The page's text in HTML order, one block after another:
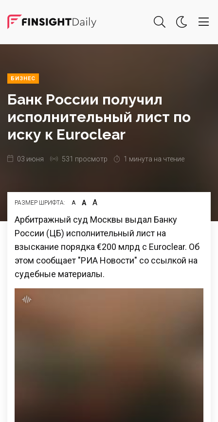
БИЗНЕС
Банк России получил
исполнительный лист по
иску к Euroclear
03 июня 531 просмотр 1 минута на чтение
РАЗМЕР ШРИФТА: А А А
Арбитражный суд Москвы выдал Банку
России (ЦБ) исполнительный лист на
взыскание порядка €200 млрд с Euroclear. Об
этом сообщает "РИА Новости" со ссылкой на
судебные материалы.